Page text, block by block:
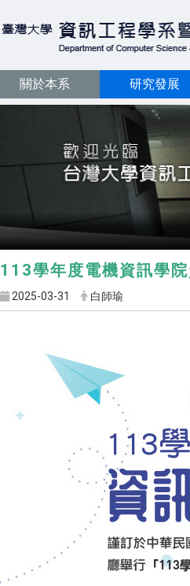
關於本系 研究發展
113學年度電機資訊學
2025-03-31 白師瑜